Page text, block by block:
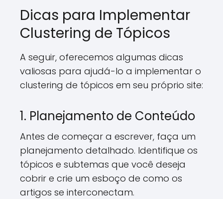
Dicas para Implementar
Clustering de Tópicos
A seguir, oferecemos algumas dicas
valiosas para ajudá-lo a implementar o
clustering de tópicos em seu próprio site:
1. Planejamento de Conteúdo
Antes de começar a escrever, faça um
planejamento detalhado. Identifique os
tópicos e subtemas que você deseja
cobrir e crie um esboço de como os
artigos se interconectam.